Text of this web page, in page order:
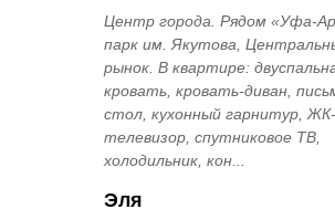
Центр города. Рядом «Уфа-
парк им. Якутова,
рынок. В квартире:
кровать, кровать-диван,
стол, кухонный гарнитур, ЖК-
телевизор, спутниковое ТВ,
холодильник, кон...
Эля